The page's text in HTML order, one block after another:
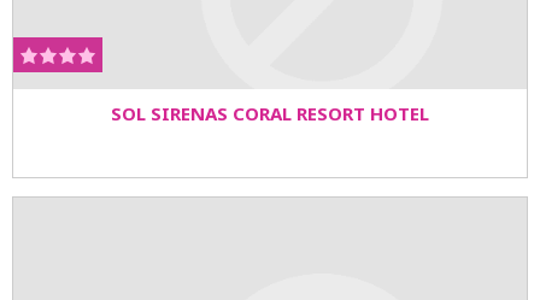
SOL SIRENAS CORAL RESORT HOTEL